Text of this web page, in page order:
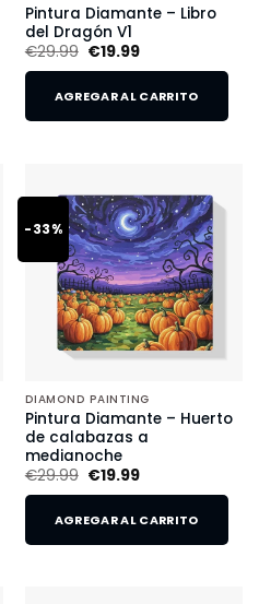
Pintura Diamante – Libro
del Dragón V1
€29.99 €19.99
AGREGAR AL CARRITO
-33%
DIAMOND PAINTING
Pintura Diamante – Huerto
de calabazas a
medianoche
€29.99 €19.99
AGREGAR AL CARRITO